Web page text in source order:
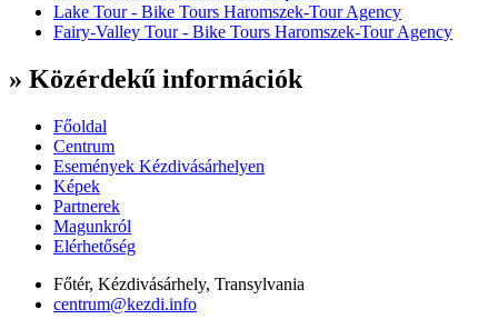
Lake Tour - Bike Tours Haromszek-Tour Agency
Fairy-Valley Tour - Bike Tours Haromszek-Tour Agency
» Közérdekű információk
Főoldal
Centrum
Események Kézdivásárhelyen
Képek
Partnerek
Magunkról
Elérhetőség
Főtér, Kézdivásárhely, Transylvania
centrum@kezdi.info